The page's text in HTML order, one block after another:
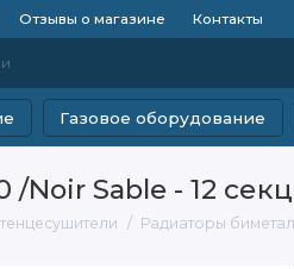
Отзывы о магазине Контакты
Газовое оборудование
Noir Sable - 12
Радиаторы